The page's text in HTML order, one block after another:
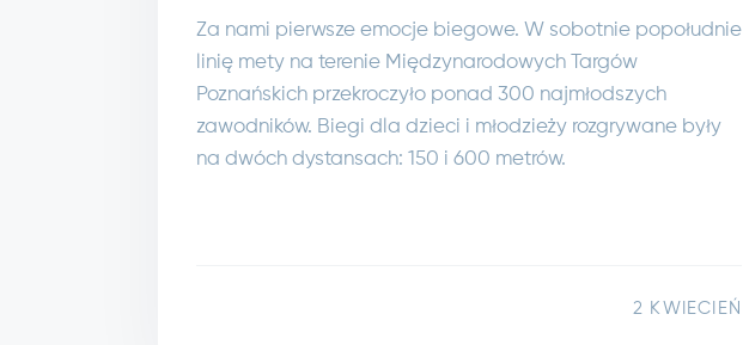
Za nami pierwsze emocje biegowe. W sobotnie popołudnie
linię mety na terenie Międzynarodowych Targów
Poznańskich przekroczyło ponad 300 najmłodszych
zawodników. Biegi dla dzieci i młodzieży rozgrywane były
na dwóch dystansach: 150 i 600 metrów.
2 KWIECIEŃ